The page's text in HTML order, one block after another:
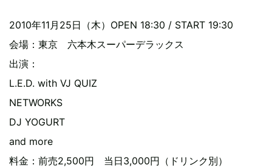
2010年11月25日（木）OPEN 18:30 / START 19:30
会場：東京 六本木スーパーデラックス
出演：
L.E.D. with VJ QUIZ
NETWORKS
DJ YOGURT
and more
料金：前売2,500円 当日3,000円（ドリンク別）